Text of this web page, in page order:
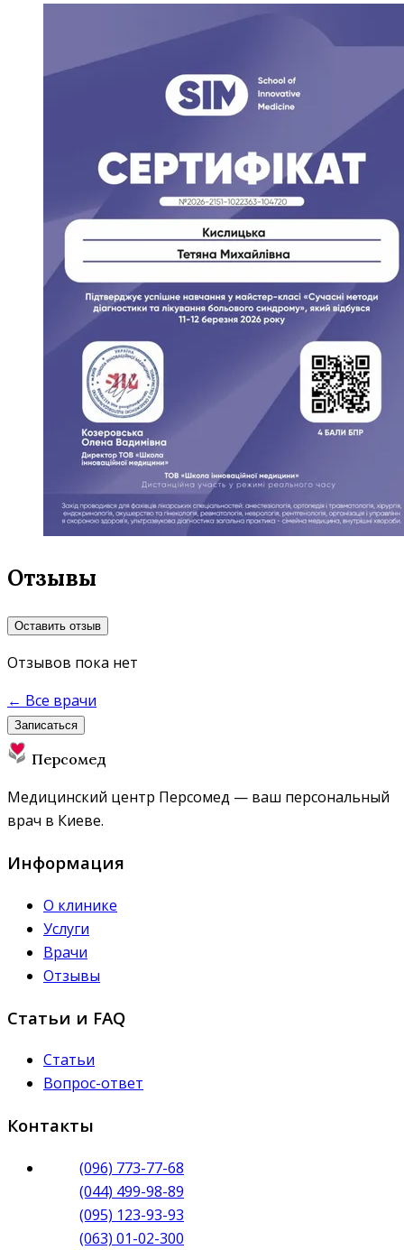
Отзывы
Оставить отзыв
Отзывов пока нет
← Все врачи
Записаться
Персомед
Медицинский центр Персомед — ваш персональный
врач в Киеве.
Информация
О клинике
Услуги
Врачи
Отзывы
Статьи и FAQ
Статьи
Вопрос-ответ
Контакты
(096) 773-77-68
(044) 499-98-89
(095) 123-93-93
(063) 01-02-300